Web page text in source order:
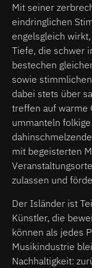
Mit seiner
eindringlichen
engelsgleich
Tiefe, die schwer
bestechen
sowie
dabei stets über
treffen auf warme
ummanteln
mit begeisterten
zulassen und
Der Isländer ist
Künstler, die
können als jedes
Musikindustrie
Nachhaltigkeit: